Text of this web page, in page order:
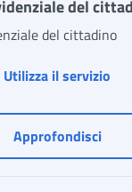
del
del cittadino
Utilizza il servizio
Approfondisci